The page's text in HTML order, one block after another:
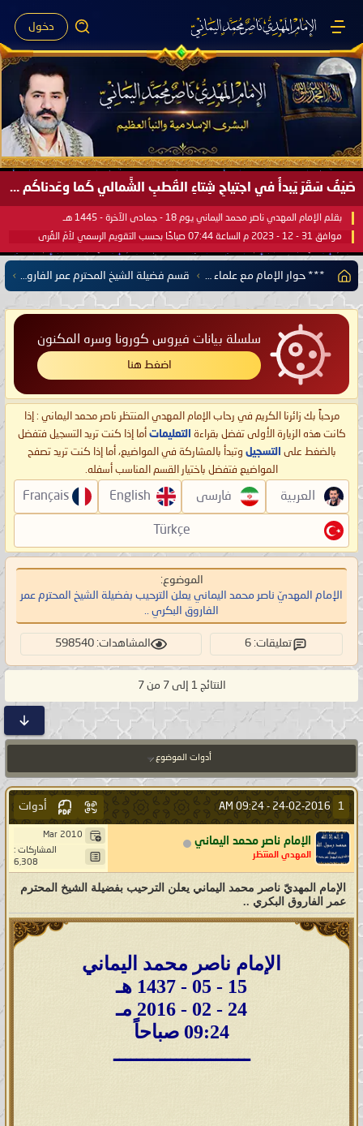
دخول
صَيْفُ سَقَرَ يَبدأُ في اجتياحِ شِتاءِ القُطبِ الشَّمالي كَما وعَدناكُم بالحقِّ لعَامِكم هذا (1445 هـ) ..
بقلم الإمام المهدي ناصر محمد اليماني يوم 18 - جمادى الآخرة - 1445 هـ
موافق 31 - 12 - 2023 م الساعة 07:44 صباحًا بحسب التقويم الرسمي لأمّ القُرى
سلسلة بيانات فيروس كورونا وسره المكنون
اضغط هنا
مرحباً بك زائرنا الكريم في رحاب الإمام المهدي المنتظر ناصر محمد اليماني : إذا
كانت هذه الزيارة الأولى تفضل بقراءة التعليمات أما إذا كنت تريد التسجيل فتفضل
بالضغط على التسجيل وتبدأ بالمشاركة في المواضيع، أما إذا كنت تريد تصفح
المواضيع فتفضل باختيار القسم المناسب أسفله.
العربية فارسی English
Français
Türkçe
الموضوع:
الإمام المهديّ ناصر محمد اليماني يعلن الترحيب بفضيلة الشيخ المحترم عمر
الفاروق البكري ..
تعليقات: 6 المشاهدات: 598540
النتائج 1 إلى 7 من 7
أدوات الموضوع
1
24-02-2016 -
09:24 AM أدوات
الإمام ناصر محمد اليماني
المهدي المنتظر
Mar 2010
المشاركات :
6,308
الإمام المهديّ ناصر محمد اليماني يعلن الترحيب بفضيلة الشيخ المحترم
عمر الفاروق البكري ..
الإمام ناصر محمد اليماني
15 - 05 - 1437 هـ
24 - 02 - 2016 مـ
09:24 صباحاً
ــــــــــــــــــــــــ